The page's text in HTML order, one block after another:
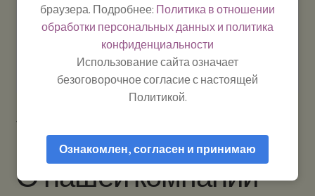
Как пользоваться
Как купить?
Пользовательское соглашение, гарантия и условия
Получение (доставка) товара
Способы оплаты
Системы Связи:
г. Красноярск, ул.
Работаем:Пн-Пт:
10:00–18:00
-
Телефон:+7-
391-249-1040
Тел.|WA|Telegram:
+79029904090
О нашей компании
браузера. Подробнее: Политика в отношении
обработки персональных данных и политика
конфиденциальности
Использование сайта означает
безоговорочное согласие с настоящей
Политикой.
Ознакомлен, согласен и принимаю